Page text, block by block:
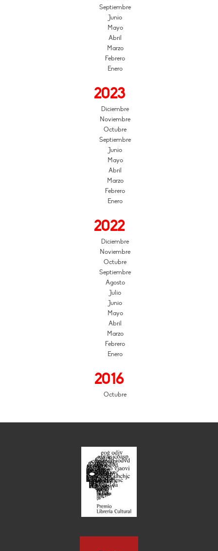
Septiembre
Junio
Mayo
Abril
Marzo
Febrero
Enero
2023
Diciembre
Noviembre
Octubre
Septiembre
Junio
Mayo
Abril
Marzo
Febrero
Enero
2022
Diciembre
Noviembre
Octubre
Septiembre
Agosto
Julio
Junio
Mayo
Abril
Marzo
Febrero
Enero
2016
Octubre